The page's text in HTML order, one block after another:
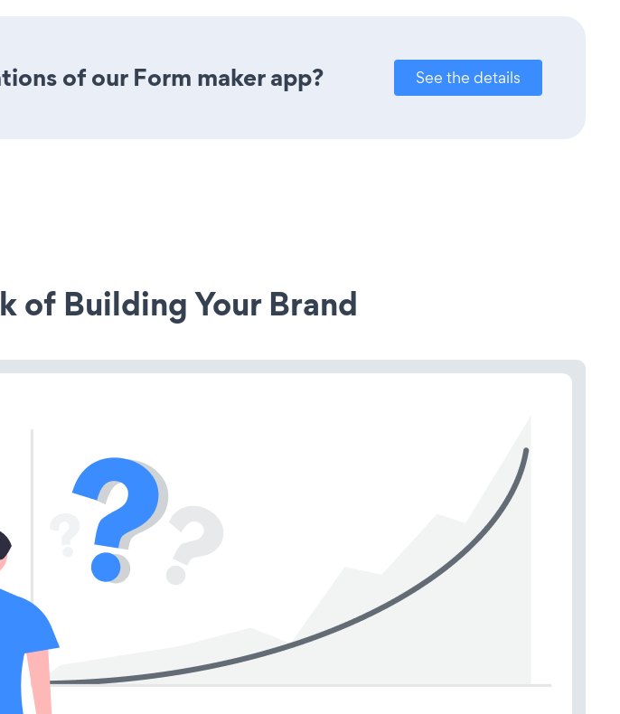
of our Form maker app? See the details
of Building Your Brand